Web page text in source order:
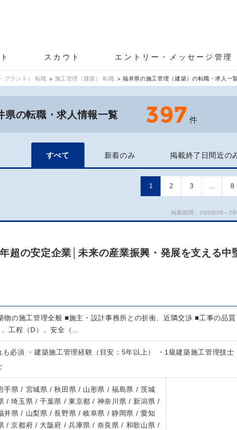
スカウト エントリー・メッセージ管理
プラント） 転職 施工管理（建築） 転職 福井県の施工管理（建築）の転職・求人一
県の転職・求人情報一覧 397 件
すべて 新着のみ 掲載終了日間近の
1 2 3 … 8
掲載期間：26/08/06～
超の安定企業│未来の産業振興・発展を支える中
物の施工管理全般 ■施主・設計事務所との折衝、近隣交渉 ■工事の品質
、工程（D）、安全（…
必須 ・建築施工管理経験（目安：5年以上） ・1級建築施工管理技士
手県 / 宮城県 / 秋田県 / 山形県 / 福島県 / 茨城
/ 埼玉県 / 千葉県 / 東京都 / 神奈川県 / 新潟県 /
井県 / 山梨県 / 長野県 / 岐阜県 / 静岡県 / 愛知
/ 京都府 / 大阪府 / 兵庫県 / 奈良県 / 和歌山県 /